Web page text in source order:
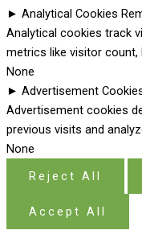
► Analytical Cookies
Analytical cookies track
metrics like visitor
None
► Advertisement
Advertisement cookies
previous visits and
None
Reject All
Accept All